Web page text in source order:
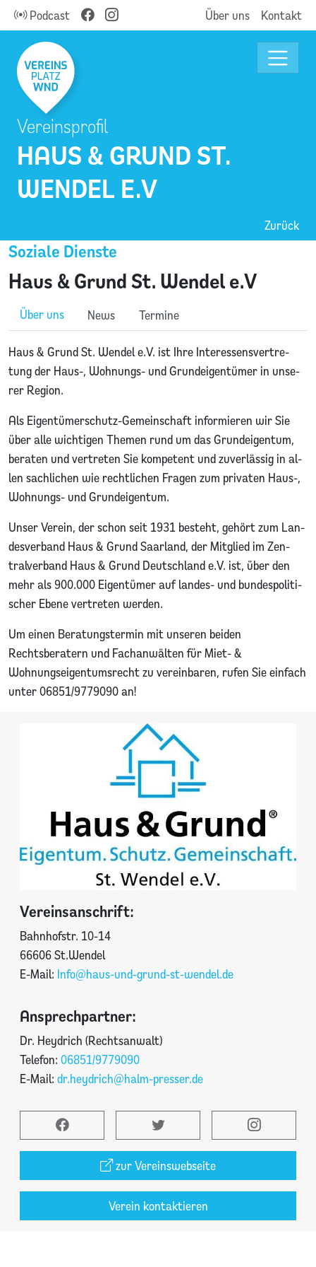
Podcast Über uns Kontakt
HAUS & GRUND ST.
WENDEL E.V
Vereinsprofil
Zurück
Haus & Grund St. Wendel e.V
Soziale Dienste
Über uns News Termine
Haus & Grund St. Wen­del e.V. ist Ihre In­ter­es­sens­ver­tre­
tung der Haus-, Woh­nungs- und Grund­ei­gen­tü­mer in un­se­
rer Re­gi­on.
Als Ei­gen­tü­mer­schutz-Ge­mein­schaft in­for­mie­ren wir Sie
über alle wich­ti­gen The­men rund um das Grund­ei­gen­tum,
be­ra­ten und ver­tre­ten Sie kom­pe­tent und zu­ver­läs­sig in al­
len sach­li­chen wie recht­li­chen Fra­gen zum pri­va­ten Haus-,
Woh­nungs- und Grund­ei­gen­tum.
Un­ser Ver­ein, der schon seit 1931 be­steht, ge­hört zum Lan­
des­ver­band Haus & Grund Saar­land, der Mit­glied im Zen­
tral­ver­band Haus & Grund Deutsch­land e.V. ist, über den
mehr als 900.000 Ei­gen­tü­mer auf lan­des- und bun­des­po­li­ti­
scher Ebe­ne ver­tre­ten wer­den.
Um einen Beratungstermin mit unseren beiden
Rechtsberatern und Fachanwälten für Miet- &
Wohnungseigentumsrecht zu vereinbaren, rufen Sie einfach
unter 06851/9779090 an!
Vereinsanschrift:
Bahnhofstr. 10-14
66606 St.Wendel
E-Mail: Info@haus-und-grund-st-wendel.de
Ansprechpartner:
Dr. Heydrich (Rechtsanwalt)
Telefon: 06851/9779090
E-Mail: dr.heydrich@halm-presser.de
zur Vereinswebseite
Verein kontaktieren